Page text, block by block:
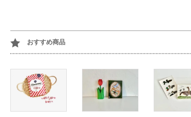
おすすめ商品